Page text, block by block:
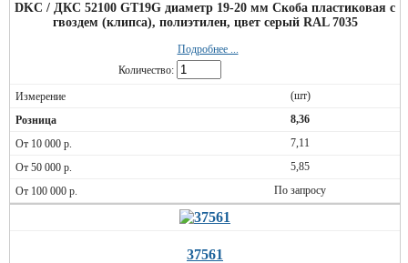
DKC / ДКС 52100 GT19G диаметр 19-20 мм Скоба пластиковая с
гвоздем (клипса), полиэтилен, цвет серый RAL 7035
Подробнее ...
Количество:
(шт)
8,36
7,11
5,85
По запросу
37561